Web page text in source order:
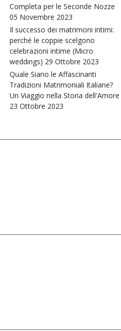
Completa per le Seconde Nozze
05 Novembre 2023
Il successo dei matrimoni intimi:
perché le coppie scelgono
celebrazioni intime (Micro
weddings) 29 Ottobre 2023
Quale Siano le Affascinanti
Tradizioni Matrimoniali Italiane?
Un Viaggio nella Storia dell'Amore
23 Ottobre 2023